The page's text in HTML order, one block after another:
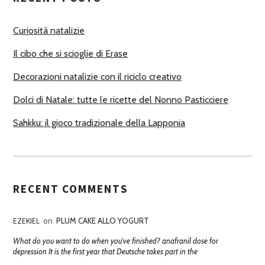
O
I
Curiosità natalizie
Il cibo che si scioglie di Erase
Decorazioni natalizie con il riciclo creativo
Dolci di Natale: tutte le ricette del Nonno Pasticciere
Sahkku: il gioco tradizionale della Lapponia
RECENT COMMENTS
EZEKIEL on PLUM CAKE ALLO YOGURT
What do you want to do when you've finished? anafranil dose for
depression It is the first year that Deutsche takes part in the